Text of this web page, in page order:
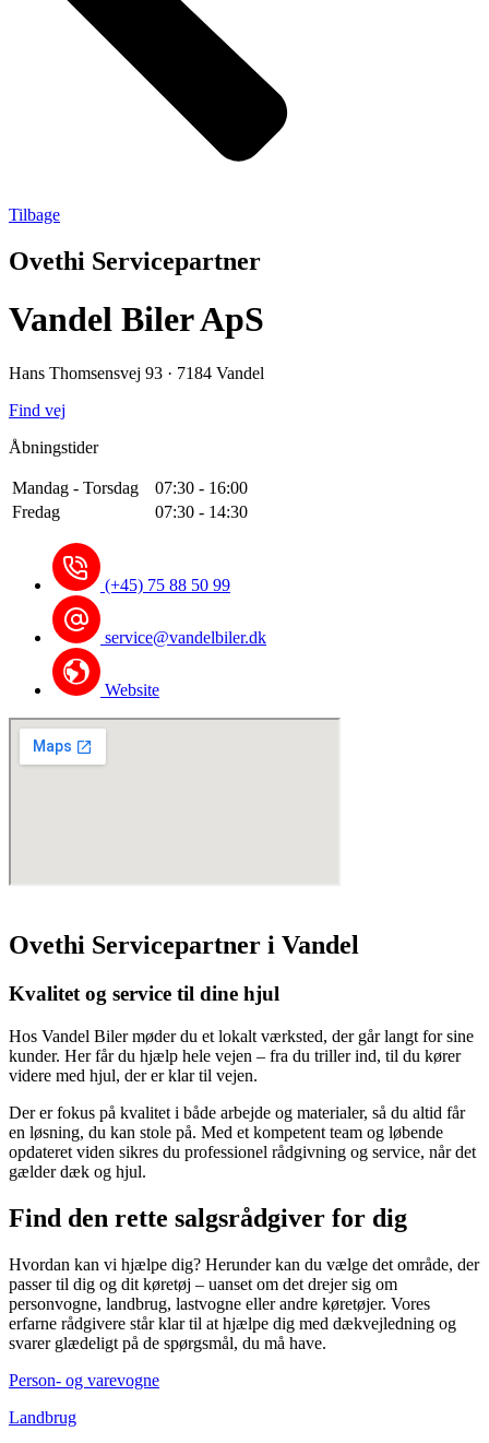
Tilbage
Ovethi Servicepartner
Vandel Biler ApS
Hans Thomsensvej 93 · 7184 Vandel
Find vej
Åbningstider
Mandag - Torsdag
07:30 - 16:00
Fredag
07:30 - 14:30
(+45) 75 88 50 99
service@vandelbiler.dk
Website
Ovethi Servicepartner i Vandel
Kvalitet og service til dine hjul
Hos Vandel Biler møder du et lokalt værksted, der går langt for sine
kunder. Her får du hjælp hele vejen – fra du triller ind, til du kører
videre med hjul, der er klar til vejen.
Der er fokus på kvalitet i både arbejde og materialer, så du altid får
en løsning, du kan stole på. Med et kompetent team og løbende
opdateret viden sikres du professionel rådgivning og service, når det
gælder dæk og hjul.
Find den rette salgsrådgiver for dig
Hvordan kan vi hjælpe dig? Herunder kan du vælge det område, der
passer til dig og dit køretøj – uanset om det drejer sig om
personvogne, landbrug, lastvogne eller andre køretøjer. Vores
erfarne rådgivere står klar til at hjælpe dig med dækvejledning og
svarer glædeligt på de spørgsmål, du må have.
Person- og varevogne
Landbrug